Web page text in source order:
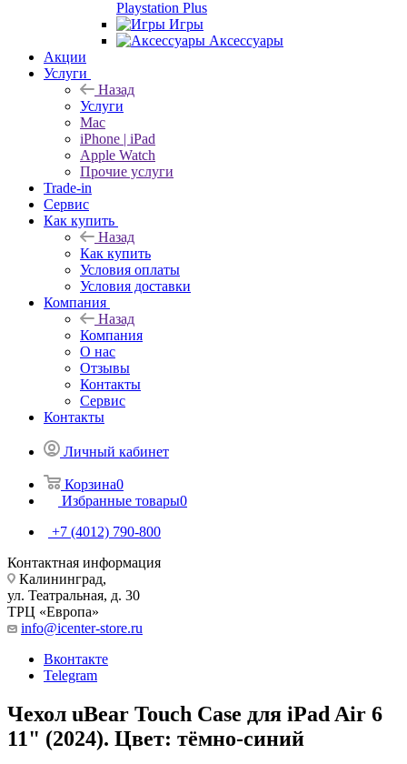
Playstation Plus
Игры
Аксессуары
Акции
Услуги
Назад
Услуги
Mac
iPhone | iPad
Apple Watch
Прочие услуги
Trade-in
Сервис
Как купить
Назад
Как купить
Условия оплаты
Условия доставки
Компания
Назад
Компания
О нас
Отзывы
Контакты
Сервис
Контакты
Личный кабинет
Корзина0
Избранные товары0
+7 (4012) 790-800
Контактная информация
Калининград,
ул. Театральная, д. 30
ТРЦ «Европа»
info@icenter-store.ru
Вконтакте
Telegram
Чехол uBear Touch Case для iPad Air 6
11" (2024). Цвет: тёмно-синий